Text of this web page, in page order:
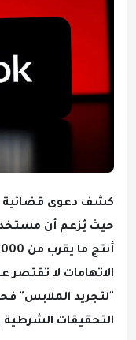
كشف دعوى قضائية
الاتهامات لا تقتصر
"لتجريد الملابس"
التحقيقات